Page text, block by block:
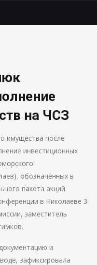
на ЧСЗ
имущества после
инвестиционных
обозначенных в
пакета акций
в Николаеве 3
заместитель
и
зафиксировала